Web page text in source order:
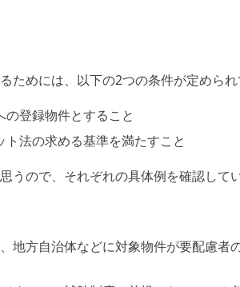
ためには、以下の2つの条件が定めら
登録物件とすること
法の求める基準を満たすこと
うので、それぞれの具体例を確認して
地方自治体などに対象物件が要配慮者